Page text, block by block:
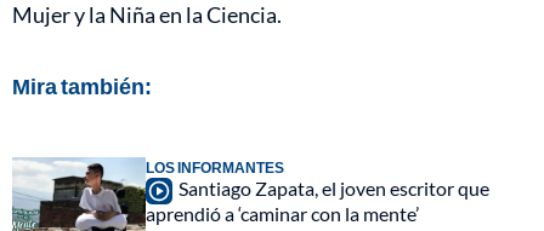
Mujer y la Niña en la Ciencia.
Mira también:
LOS INFORMANTES
Santiago Zapata, el joven escritor que
aprendió a ‘caminar con la mente’